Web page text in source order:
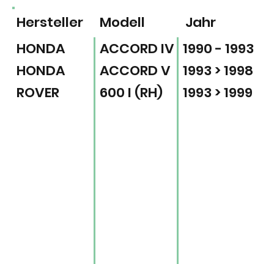
Modell Jahr
Hersteller
HONDA
ACCORD IV 1990 - 1993
HONDA
ACCORD V
1993 > 1998
ROVER
600 I (RH) 1993 > 1999